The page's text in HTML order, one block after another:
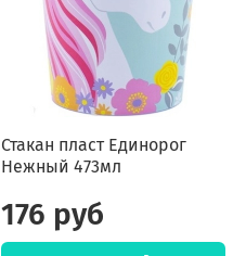
Стакан пласт Единорог
Нежный 473мл
176 руб